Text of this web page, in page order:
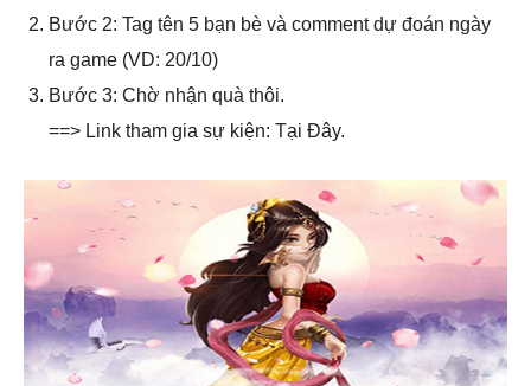
Bước 2: Tag tên 5 bạn bè và comment dự đoán ngày
ra game (VD: 20/10)
Bước 3: Chờ nhận quà thôi.
==> Link tham gia sự kiện: Tại Đây.